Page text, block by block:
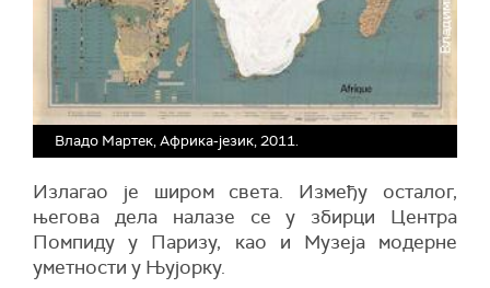
Владо Мартек, Африка-језик, 2011.
Излагао је широм света. Између осталог,
његова дела налазе се у збирци Центра
Помпиду у Паризу, као и Музеја модерне
уметности у Њујорку.